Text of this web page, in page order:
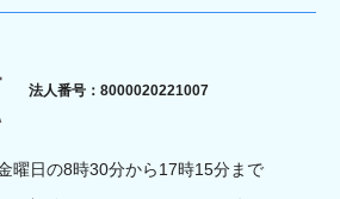
静岡市
法人番号：8000020221007
曜日の8時30分から17時15分まで